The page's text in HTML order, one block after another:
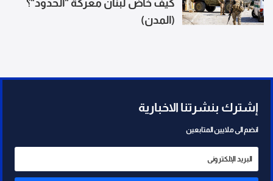
كيف خاض لبنان معركة "الحدود"؟
(المدن)
إشترك بنشرتنا الاخبارية
انضم الى ملايين المتابعين